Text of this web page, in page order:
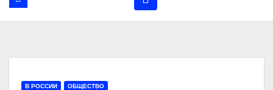
В РОССИИ ОБЩЕСТВО